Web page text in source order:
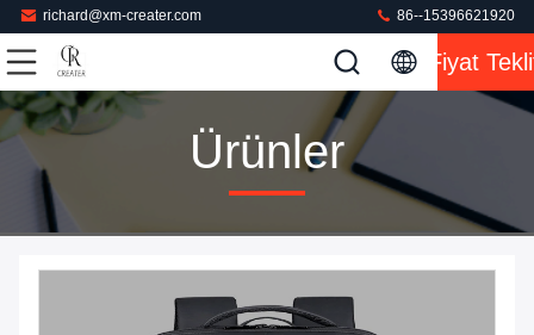
richard@xm-creater.com 86--15396621920
Fiyat
Ürünler